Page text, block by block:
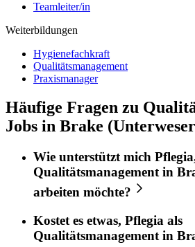
Teamleiter/in
Weiterbildungen
Hygienefachkraft
Qualitätsmanagement
Praxismanager
Häufige Fragen zu
Jobs in Brake
Wie unterstützt mich Pflegia
Qualitätsmanagementin
arbeiten möchte?
Kostet es etwas, Pflegia als
Qualitätsmanagement in